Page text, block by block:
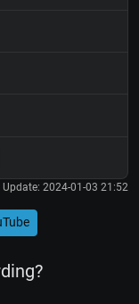
Update: 2024-01-03 21:52